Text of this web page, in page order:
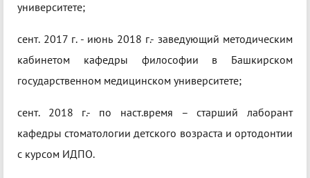
университете;
сент. 2017 г. - июнь 2018 г.- заведующий методическим
кабинетом кафедры философии в Башкирском
государственном медицинском университете;
сент. 2018 г.- по наст.время – старший лаборант
кафедры стоматологии детского возраста и ортодонтии
с курсом ИДПО.